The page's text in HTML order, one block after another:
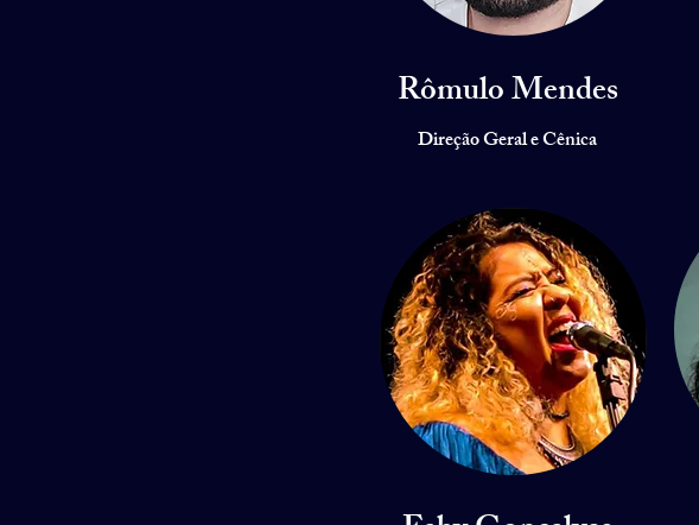
Rômulo Mendes
Direção Geral e Cênica